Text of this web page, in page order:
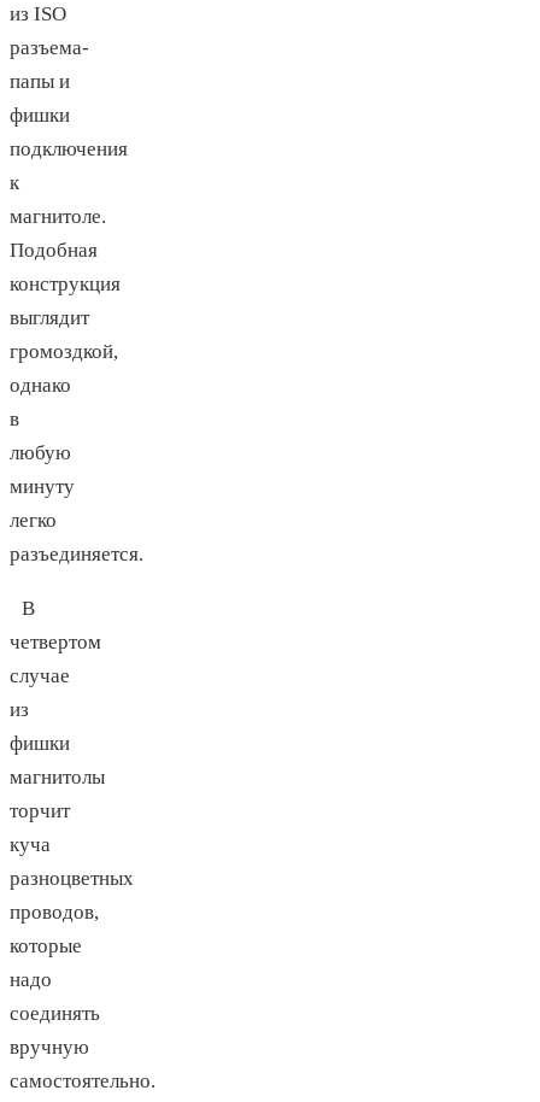
из ISO
разъема-
папы и
фишки
подключения
к
магнитоле.
Подобная
конструкция
выглядит
громоздкой,
однако
в
любую
минуту
легко
разъединяется.
В
четвертом
случае
из
фишки
магнитолы
торчит
куча
разноцветных
проводов,
которые
надо
соединять
вручную
самостоятельно.